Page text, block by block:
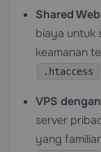
Shared
biaya untuk
keamanan
.htaccess
VPS
server
yang